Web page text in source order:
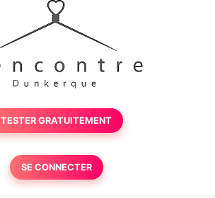
TESTER GRATUITEMENT
SE CONNECTER